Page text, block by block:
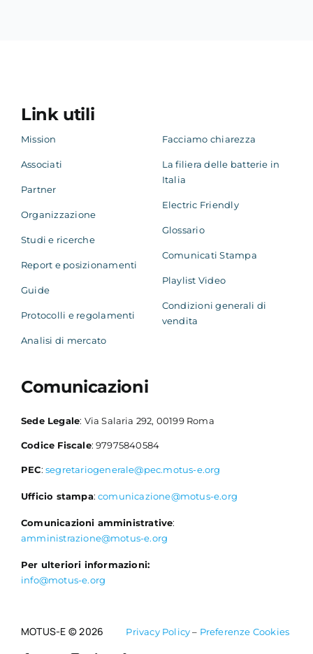
Link utili
Mission
Associati
Partner
Organizzazione
Studi e ricerche
Report e posizionamenti
Guide
Protocolli e regolamenti
Analisi di mercato
Facciamo chiarezza
La filiera delle batterie in
Italia
Electric Friendly
Glossario
Comunicati Stampa
Playlist Video
Condizioni generali di
vendita
Comunicazioni
Sede Legale: Via Salaria 292, 00199 Roma
Codice Fiscale: 97975840584
PEC: segretariogenerale@pec.motus-e.org
Ufficio stampa:comunicazione@motus-e.org
Comunicazioni amministrative:
amministrazione@motus-e.org
Per ulteriori informazioni:
info@motus-e.org
MOTUS-E © 2026 Privacy Policy– Preferenze Cookies